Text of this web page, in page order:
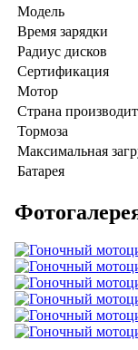
Модель
Время зарядки
Радиус дисков
Сертификация
Мотор
Страна
Тормоза
Максимальная
Батарея